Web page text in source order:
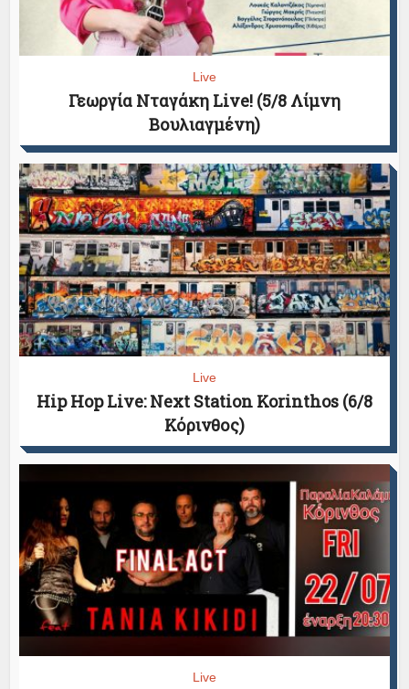
Live
Γεωργία Νταγάκη Live! (5/8 Λίμνη
Βουλιαγμένη)
Live
Hip Hop Live: Next Station Korinthos (6/8
Κόρινθος)
Live